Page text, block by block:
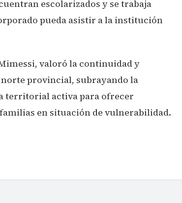
escolarizados y se trabaja
pueda asistir a la institución
valoró la continuidad y
provincial, subrayando la
territorial activa para ofrecer
en situación de vulnerabilidad.